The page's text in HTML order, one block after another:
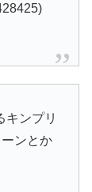
キンプリ
ンとか